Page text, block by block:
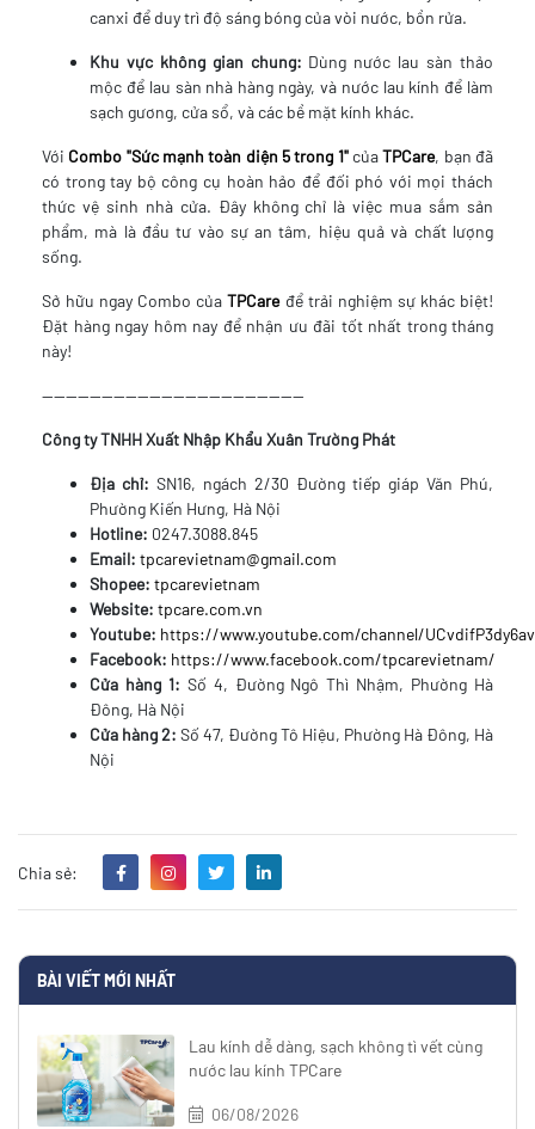
canxi để duy trì độ sáng bóng của vòi nước, bồn rửa.
Khu vực không gian chung: Dùng nước lau sàn thảo
mộc để lau sàn nhà hàng ngày, và nước lau kính để làm
sạch gương, cửa sổ, và các bề mặt kính khác.
Với Combo "Sức mạnh toàn diện 5 trong 1"củaTPCare, bạn đã
có trong tay bộ công cụ hoàn hảo để đối phó với mọi thách
thức vệ sinh nhà cửa. Đây không chỉ là việc mua sắm sản
phẩm, mà là đầu tư vào sự an tâm, hiệu quả và chất lượng
sống.
Sở hữu ngay Combo củaTPCaređể trải nghiệm sự khác biệt!
Đặt hàng ngay hôm nay để nhận ưu đãi tốt nhất trong tháng
này!
--------------------------------------------
Công ty TNHH Xuất Nhập Khẩu Xuân Trường Phát
Địa chỉ: SN16, ngách 2/30 Đường tiếp giáp Văn Phú,
Phường Kiến Hưng, Hà Nội
Hotline: 0247.3088.845
Email: tpcarevietnam@gmail.com
Shopee: tpcarevietnam
Website: tpcare.com.vn
Youtube: https://www.youtube.com/channel/
Facebook: https://www.facebook.com/tpcarevietnam/
Cửa hàng 1: Số 4, Đường Ngô Thì Nhậm, Phường Hà
Đông, Hà Nội
Cửa hàng 2: Số 47, Đường Tô Hiệu, Phường Hà Đông, Hà
Nội
Chia sẻ:
BÀI VIẾT MỚI NHẤT
Lau kính dễ dàng, sạch không tì vết cùng
nước lau kính TPCare
06/08/2026